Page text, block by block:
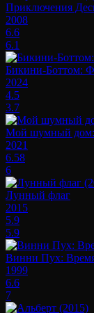
Приключения
2008
6.6
6.1
Бикини-Боттом:
2024
4.5
3.7
Мой шумный
2021
6.58
6
Лунный флаг
2015
5.9
5.9
Винни Пух:
1999
6.6
7